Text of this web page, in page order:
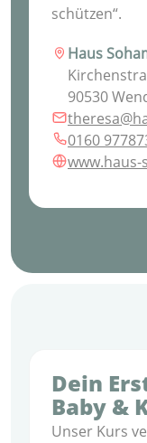
schützen“.
Haus
90530
0160
www.haus-
Dein
Baby &
Unser Kurs